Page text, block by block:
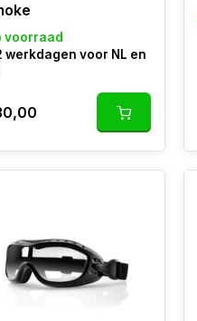
voorraad
werkdagen voor NL en